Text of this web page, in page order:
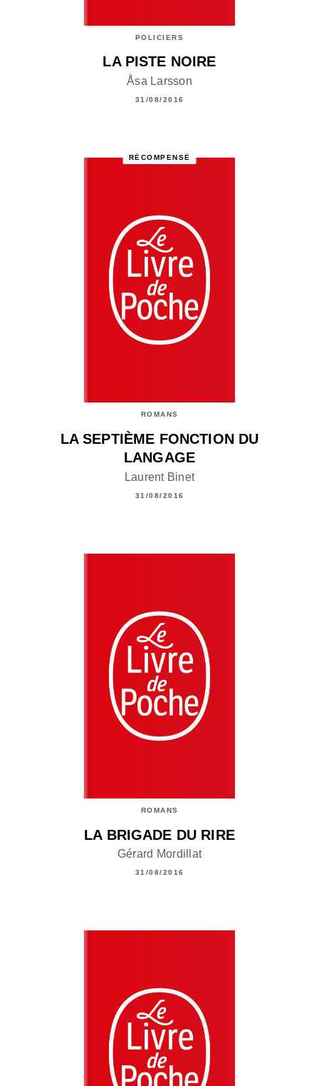
POLICIERS
LA PISTE NOIRE
Åsa Larsson
31/08/2016
RÉCOMPENSÉ
ROMANS
LA SEPTIÈME FONCTION DU
LANGAGE
Laurent Binet
31/08/2016
ROMANS
LA BRIGADE DU RIRE
Gérard Mordillat
31/08/2016